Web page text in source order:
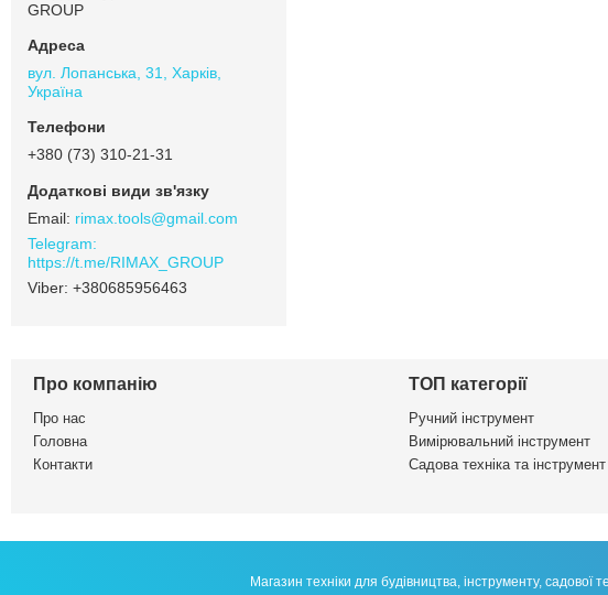
GROUP
вул. Лопанська, 31, Харків,
Україна
+380 (73) 310-21-31
rimax.tools@gmail.com
https://t.me/RIMAX_GROUP
+380685956463
Про компанію
Про нас
Головна
Контакти
ТОП категорії
Ручний інструмент
Вимірювальний інструмент
Садова техніка та інструмент